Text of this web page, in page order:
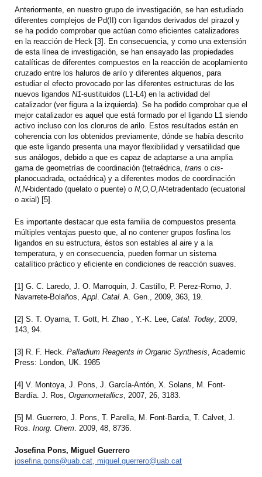
Anteriormente, en nuestro grupo de investigación, se han estudiado
diferentes complejos de Pd(II) con ligandos derivados del pirazol y
se ha podido comprobar que actúan como eficientes catalizadores
en la reacción de Heck [3]. En consecuencia, y como una extensión
de esta línea de investigación, se han ensayado las propiedades
catalíticas de diferentes compuestos en la reacción de acoplamiento
cruzado entre los haluros de arilo y diferentes alquenos, para
estudiar el efecto provocado por las diferentes estructuras de los
nuevos ligandos N1-sustituidos (L1-L4) en la actividad del
catalizador (ver figura a la izquierda). Se ha podido comprobar que el
mejor catalizador es aquel que está formado por el ligando L1 siendo
activo incluso con los cloruros de arilo. Estos resultados están en
coherencia con los obtenidos previamente, dónde se había descrito
que este ligando presenta una mayor flexibilidad y versatilidad que
sus análogos, debido a que es capaz de adaptarse a una amplia
gama de geometrías de coordinación (tetraédrica, trans o cis-
planocuadrada, octaédrica) y a diferentes modos de coordinación
N,N-bidentado (quelato o puente) o N,O,O,N-tetradentado (ecuatorial
o axial) [5].
Es importante destacar que esta familia de compuestos presenta
múltiples ventajas puesto que, al no contener grupos fosfina los
ligandos en su estructura, éstos son estables al aire y a la
temperatura, y en consecuencia, pueden formar un sistema
catalítico práctico y eficiente en condiciones de reacción suaves.
[1] G. C. Laredo, J. O. Marroquin, J. Castillo, P. Perez-Romo, J.
Navarrete-Bolaños, Appl Catal . A. Gen., 2009, 363, 19.
[2] S. T. Oyama, T. Gott, H. Zhao , Y.-K. Lee, Catal. Today , 2009,
143, 94.
[3] R. F. Heck. Palladium Reagents in Organic Synthesis , Academic
Press: London, UK. 1985
[4] V. Montoya, J. Pons, J. García-Antón, X. Solans, M. Font-
Bardía. J. Ros, Organometallics , 2007, 26, 3183.
[5] M. Guerrero, J. Pons, T. Parella, M. Font-Bardia, T. Calvet, J.
Ros. Inorg. Chem . 2009, 48, 8736.
Josefina Pons, Miguel Guerrero
josefina.pons@uab.cat, miguel.guerrero@uab.cat